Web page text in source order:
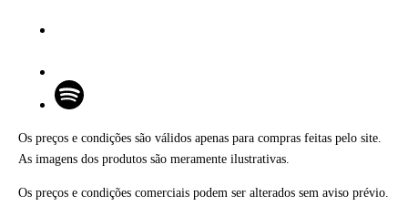
Os preços e condições são válidos apenas para compras feitas pelo site.
As imagens dos produtos são meramente ilustrativas.
Os preços e condições comerciais podem ser alterados sem aviso prévio.